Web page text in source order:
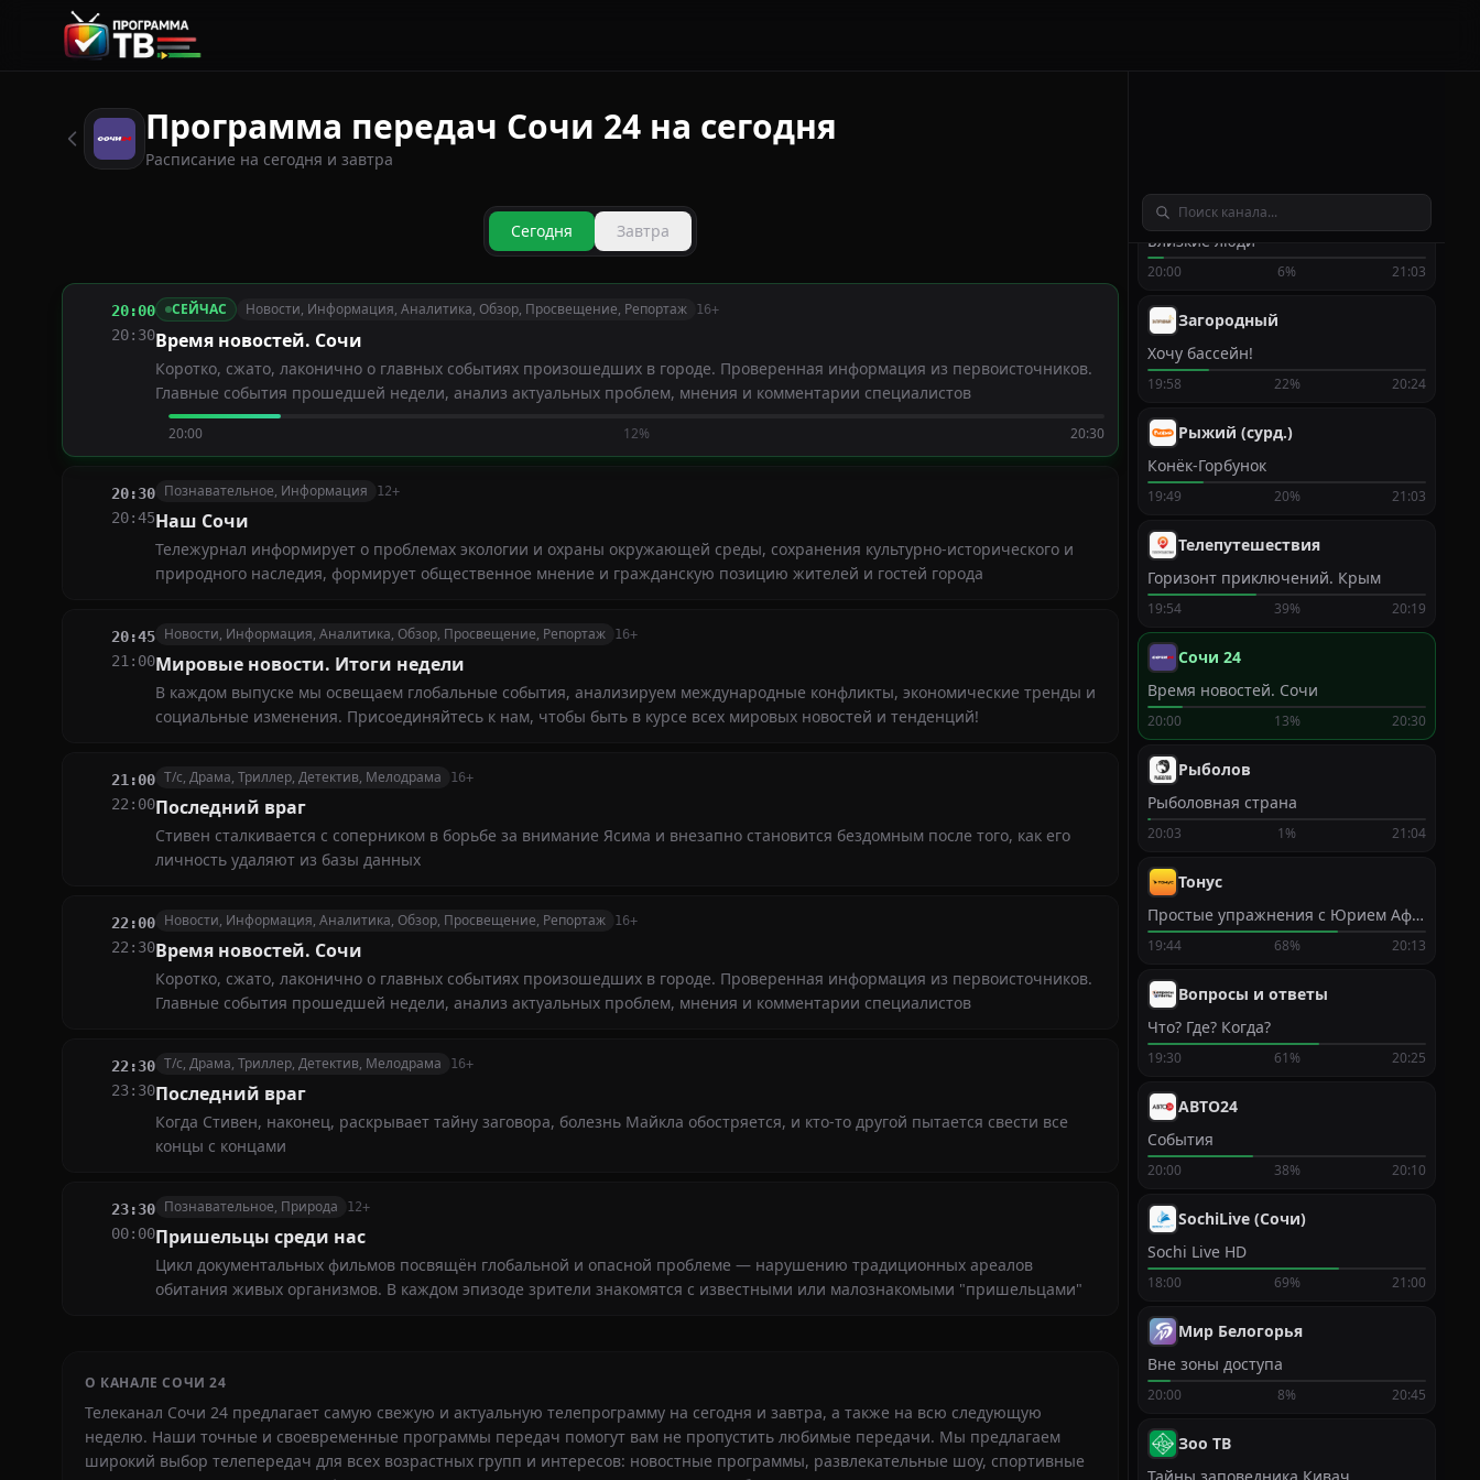
Программа передач Сочи 24 на сегодня
Расписание на сегодня и завтра
Сегодня Завтра
20:00
20:30
СЕЙЧАС Новости, Информация, Аналитика, Обзор, Просвещение, Репортаж 16+
Время новостей. Сочи
Коротко, сжато, лаконично о главных событиях произошедших в городе. Проверенная информация из первоисточников.
Главные события прошедшей недели, анализ актуальных проблем, мнения и комментарии специалистов
20:00 12% 20:30
20:30
20:45
Познавательное, Информация 12+
Наш Сочи
Тележурнал информирует о проблемах экологии и охраны окружающей среды, сохранения культурно-исторического и
природного наследия, формирует общественное мнение и гражданскую позицию жителей и гостей города
20:45
21:00
Новости, Информация, Аналитика, Обзор, Просвещение, Репортаж 16+
Мировые новости. Итоги недели
В каждом выпуске мы освещаем глобальные события, анализируем международные конфликты, экономические тренды и
социальные изменения. Присоединяйтесь к нам, чтобы быть в курсе всех мировых новостей и тенденций!
21:00
22:00
Т/с, Драма, Триллер, Детектив, Мелодрама 16+
Последний враг
Стивен сталкивается с соперником в борьбе за внимание Ясима и внезапно становится бездомным после того, как его
личность удаляют из базы данных
22:00
22:30
Новости, Информация, Аналитика, Обзор, Просвещение, Репортаж 16+
Время новостей. Сочи
Коротко, сжато, лаконично о главных событиях произошедших в городе. Проверенная информация из первоисточников.
Главные события прошедшей недели, анализ актуальных проблем, мнения и комментарии специалистов
22:30
23:30
Т/с, Драма, Триллер, Детектив, Мелодрама 16+
Последний враг
Когда Стивен, наконец, раскрывает тайну заговора, болезнь Майкла обостряется, и кто-то другой пытается свести все
концы с концами
23:30
00:00
Познавательное, Природа 12+
Пришельцы среди нас
Цикл документальных фильмов посвящён глобальной и опасной проблеме — нарушению традиционных ареалов
обитания живых организмов. В каждом эпизоде зрители знакомятся с известными или малознакомыми "пришельцами"
О КАНАЛЕ СОЧИ 24
Телеканал Сочи 24 предлагает самую свежую и актуальную телепрограмму на сегодня и завтра, а также на всю следующую
неделю. Наши точные и своевременные программы передач помогут вам не пропустить любимые передачи. Мы предлагаем
широкий выбор телепередач для всех возрастных групп и интересов: новостные программы, развлекательные шоу, спортивные
Совершенно секретно
Близкие люди
20:00 6% 21:03
Загородный
Хочу бассейн!
19:58 22% 20:24
Рыжий (сурд.)
Конёк-Горбунок
19:49 20% 21:03
Телепутешествия
Горизонт приключений. Крым
19:54 39% 20:19
Сочи 24
Время новостей. Сочи
20:00 13% 20:30
Рыболов
Рыболовная страна
20:03 1% 21:04
Тонус
Простые упражнения с Юрием Афанасьевым
19:44 68% 20:13
Вопросы и ответы
Что? Где? Когда?
19:30 61% 20:25
АВТО24
События
20:00 38% 20:10
SochiLive (Сочи)
Sochi Live HD
18:00 69% 21:00
Мир Белогорья
Вне зоны доступа
20:00 8% 20:45
Зоо ТВ